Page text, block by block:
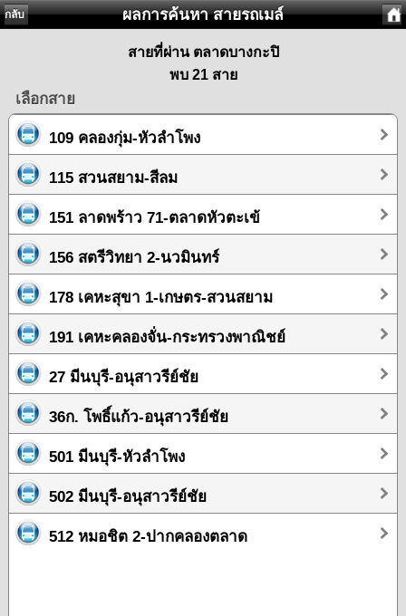
กลับ ผลการค้นหา สายรถเมล์
สายที่ผ่าน ตลาดบางกะปิ
พบ 21 สาย
เลือกสาย
109 คลองกุ่ม-หัวลำโพง
115 สวนสยาม-สีลม
151 ลาดพร้าว 71-ตลาดหัวตะเข้
156 สตรีวิทยา 2-นวมินทร์
178 เคหะสุขา 1-เกษตร-สวนสยาม
191 เคหะคลองจั่น-กระทรวงพาณิชย์
27 มีนบุรี-อนุสาวรีย์ชัย
36ก. โพธิ์แก้ว-อนุสาวรีย์ชัย
501 มีนบุรี-หัวลำโพง
502 มีนบุรี-อนุสาวรีย์ชัย
512 หมอชิต 2-ปากคลองตลาด